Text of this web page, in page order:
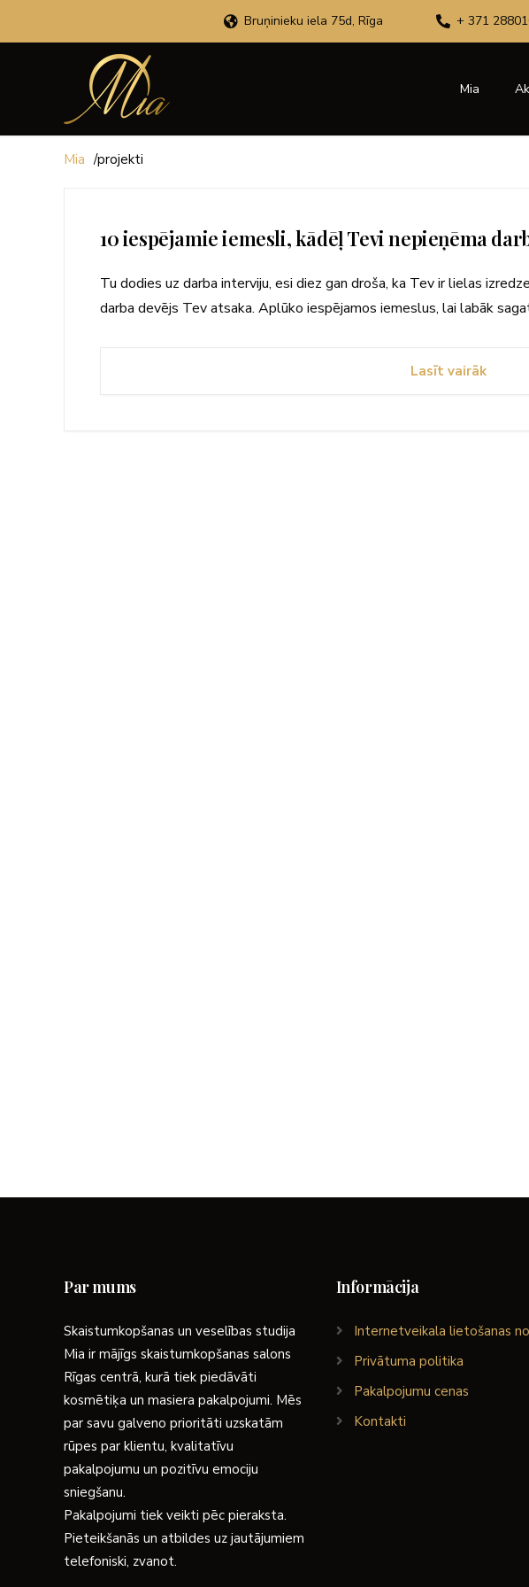
Bruņinieku iela 75d, Rīga + 371
Mia
Mia /projekti
10 iespējamie iemesli, kādēļ Tevi nepieņēma
Tu dodies uz darba interviju, esi diez gan droša, ka Tev ir lielas
darba devējs Tev atsaka. Aplūko iespējamos iemeslus, lai labāk
Lasīt vairāk
Par mums
Skaistumkopšanas un veselības studija
Mia ir mājīgs skaistumkopšanas salons
Rīgas centrā, kurā tiek piedāvāti
kosmētiķa un masiera pakalpojumi. Mēs
par savu galveno prioritāti uzskatām
rūpes par klientu, kvalitatīvu
pakalpojumu un pozitīvu emociju
sniegšanu.
Pakalpojumi tiek veikti pēc pieraksta.
Pieteikšanās un atbildes uz jautājumiem
telefoniski, zvanot.
Informācija
Internetveikala lietošanas
Privātuma politika
Pakalpojumu cenas
Kontakti